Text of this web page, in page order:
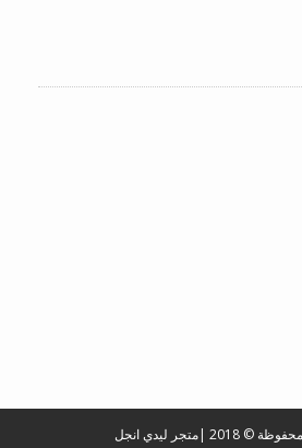
© 2018
|متجر ليدي انجل